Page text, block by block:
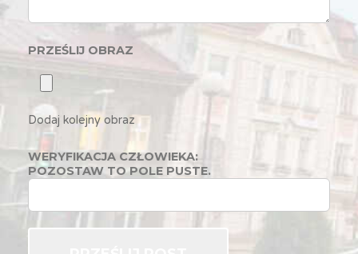
PRZEŚLIJ OBRAZ
Dodaj kolejny obraz
WERYFIKACJA CZŁOWIEKA:
POZOSTAW TO POLE PUSTE.